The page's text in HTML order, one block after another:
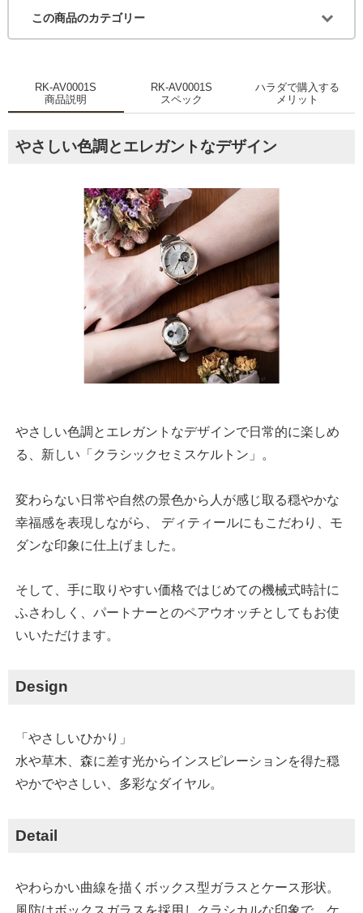
この商品のカテゴリー
RK-AV0001S
商品説明
RK-AV0001S
スペック
ハラダで購入する
メリット
やさしい色調とエレガントなデザイン
やさしい色調とエレガントなデザインで日常的に楽しめ
る、新しい「クラシックセミスケルトン」。
変わらない日常や自然の景色から人が感じ取る穏やかな
幸福感を表現しながら、 ディティールにもこだわり、モ
ダンな印象に仕上げました。
そして、手に取りやすい価格ではじめての機械式時計に
ふさわしく、パートナーとのペアウオッチとしてもお使
いいただけます。
Design
「やさしいひかり」
水や草木、森に差す光からインスピレーションを得た穏
やかでやさしい、多彩なダイヤル。
Detail
やわらかい曲線を描くボックス型ガラスとケース形状。
風防はボックスガラスを採用しクラシカルな印象で、ケ